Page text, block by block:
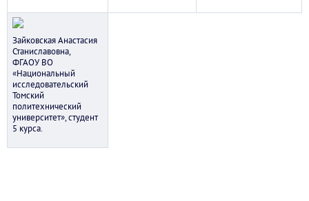
Зайковская Анастасия
Станиславовна,
ФГАОУ ВО
«Национальный
исследовательский
Томский
политехнический
университет», студент
5 курса.